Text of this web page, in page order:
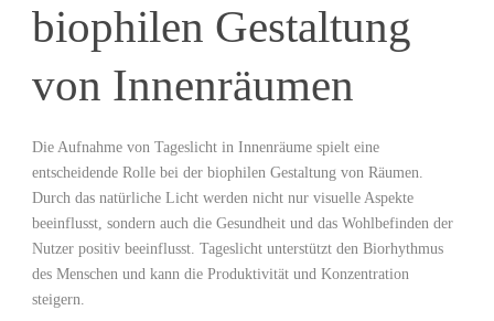
biophilen Gestaltung
‍von Innenräumen
Die Aufnahme​ von ‍Tageslicht in Innenräume ‍spielt⁢ eine
entscheidende Rolle bei der biophilen Gestaltung von⁣ Räumen.
Durch das natürliche Licht werden​ nicht nur visuelle Aspekte
beeinflusst, sondern auch die Gesundheit und ⁢das Wohlbefinden der⁢
Nutzer positiv beeinflusst. Tageslicht unterstützt den ⁣Biorhythmus
des Menschen‍ und kann ‍die Produktivität und⁢ Konzentration
steigern.